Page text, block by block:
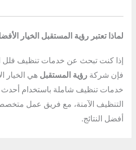
لماذا تعتبر رؤية المستقبل الخيار
إذا كنت تبحث عن خدمات تنظيف فلل
فإن شركة رؤية المستقبل هي الخيار
خدمات تنظيف شاملة باستخدام أحدث
التنظيف الآمنة، مع فريق عمل
أفضل النتائج.